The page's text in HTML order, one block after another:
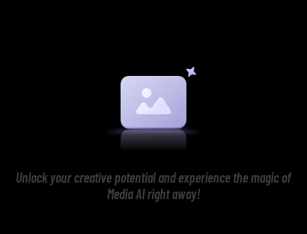
Unlock your creative potential and experience the magic of
Media AI right away!